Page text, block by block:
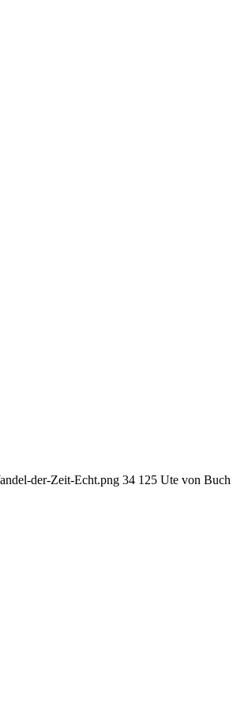
der-Zeit-Echt.png 34 125 Ute von Buch